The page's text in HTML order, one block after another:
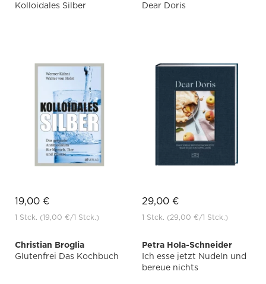
Kolloidales Silber
19,00 €
1 Stck. (19,00 €/1 Stck.)
Dear Doris
29,00 €
1 Stck. (29,00 €/1 Stck.)
Christian Broglia
Glutenfrei Das Kochbuch
Petra Hola-Schneider
Ich esse jetzt Nudeln und
bereue nichts